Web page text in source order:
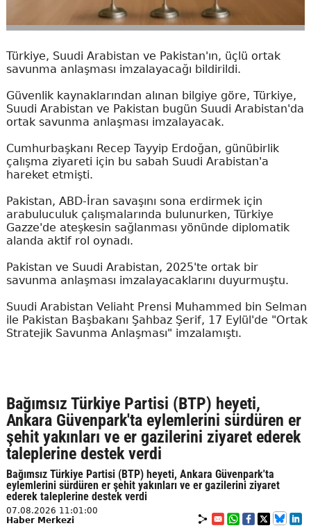
Türkiye, Suudi Arabistan ve Pakistan'ın, üçlü ortak
savunma anlaşması imzalayacağı bildirildi.
Güvenlik kaynaklarından alınan bilgiye göre, Türkiye,
Suudi Arabistan ve Pakistan bugün Suudi Arabistan'da
ortak savunma anlaşması imzalayacak.
Cumhurbaşkanı Recep Tayyip Erdoğan, günübirlik
çalışma ziyareti için bu sabah Suudi Arabistan'a
hareket etmişti.
Pakistan, ABD-İran savaşını sona erdirmek için
arabuluculuk çalışmalarında bulunurken, Türkiye
Gazze'de ateşkesin sağlanması yönünde diplomatik
alanda aktif rol oynadı.
Pakistan ve Suudi Arabistan, 2025'te ortak bir
savunma anlaşması imzalayacaklarını duyurmuştu.
Suudi Arabistan Veliaht Prensi Muhammed bin Selman
ile Pakistan Başbakanı Şahbaz Şerif, 17 Eylül'de "Ortak
Stratejik Savunma Anlaşması" imzalamıştı.
Bağımsız Türkiye Partisi (BTP) heyeti,
Ankara Güvenpark'ta eylemlerini sürdüren er
şehit yakınları ve er gazilerini ziyaret ederek
taleplerine destek verdi
Bağımsız Türkiye Partisi (BTP) heyeti, Ankara Güvenpark'ta
eylemlerini sürdüren er şehit yakınları ve er gazilerini ziyaret
ederek taleplerine destek verdi
07.08.2026 11:01:00
Haber Merkezi